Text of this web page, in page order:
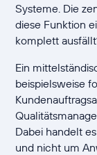
Systeme. Die
diese Funktion
komplett
Ein
beispielsweise
Dabei handelt
und nicht um